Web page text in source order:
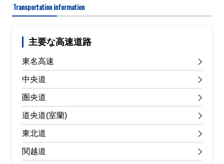
Transportation information
主要な高速道路
東名高速
中央道
圏央道
道央道(室蘭)
東北道
関越道